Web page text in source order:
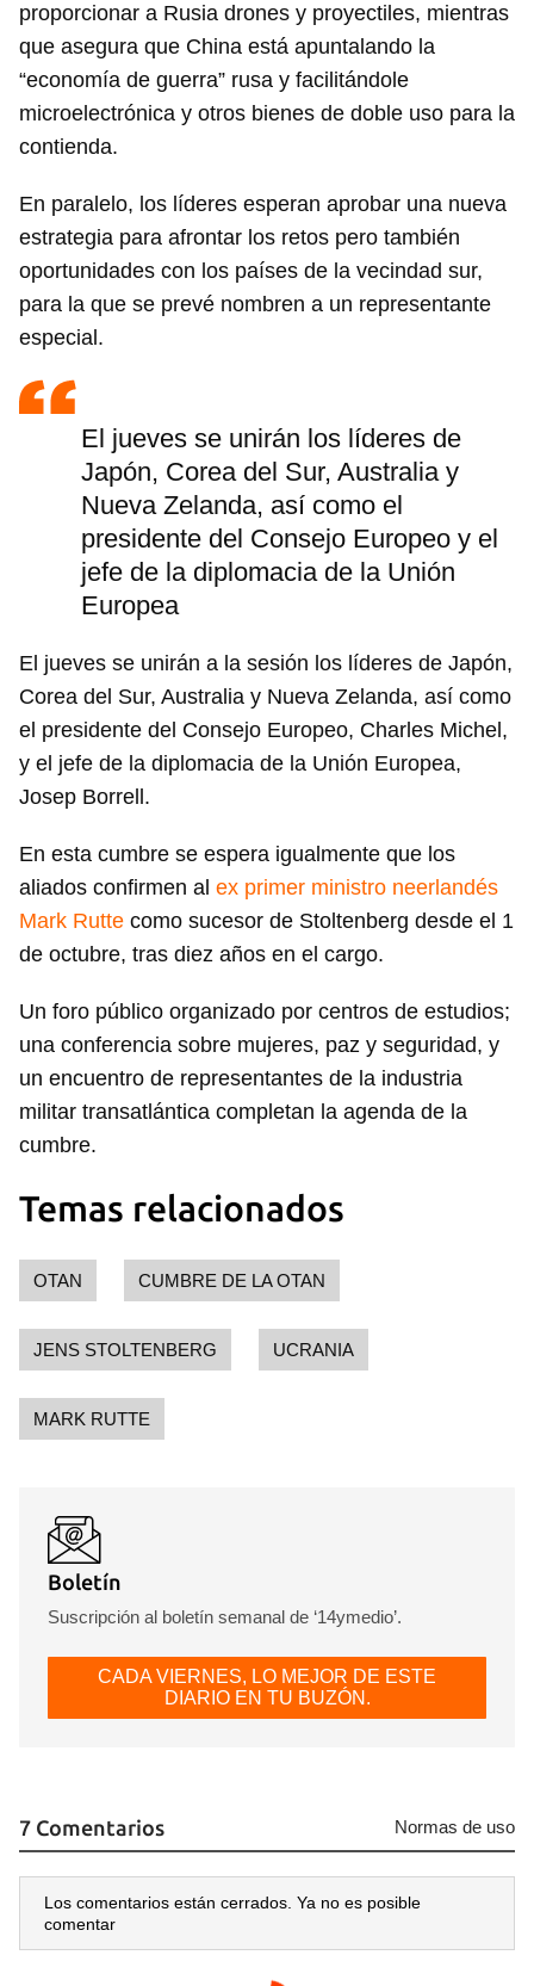
Guardar como favorito
Para poder guardar como favorito, primero has de
iniciar sesión con tu cuenta de 14ymedio.
proporcionar a Rusia drones y proyectiles, mientras
que asegura que China está apuntalando la
“economía de guerra” rusa y facilitándole
microelectrónica y otros bienes de doble uso para la
contienda.
En paralelo, los líderes esperan aprobar una nueva
estrategia para afrontar los retos pero también
oportunidades con los países de la vecindad sur,
para la que se prevé nombren a un representante
especial.
El jueves se unirán los líderes de
Japón, Corea del Sur, Australia y
Nueva Zelanda, así como el
presidente del Consejo Europeo y el
jefe de la diplomacia de la Unión
Europea
El jueves se unirán a la sesión los líderes de Japón,
Corea del Sur, Australia y Nueva Zelanda, así como
el presidente del Consejo Europeo, Charles Michel,
y el jefe de la diplomacia de la Unión Europea,
Josep Borrell.
En esta cumbre se espera igualmente que los
aliados confirmen al ex primer ministro neerlandés
Mark Rutte como sucesor de Stoltenberg desde el 1
de octubre, tras diez años en el cargo.
Un foro público organizado por centros de estudios;
una conferencia sobre mujeres, paz y seguridad, y
un encuentro de representantes de la industria
militar transatlántica completan la agenda de la
cumbre.
Temas relacionados
OTAN CUMBRE DE LA OTAN
JENS STOLTENBERG UCRANIA
MARK RUTTE
Boletín
Suscripción al boletín semanal de ‘14ymedio’.
CADA VIERNES, LO MEJOR DE ESTE
DIARIO EN TU BUZÓN.
7 Comentarios Normas de uso
Los comentarios están cerrados. Ya no es posible
comentar